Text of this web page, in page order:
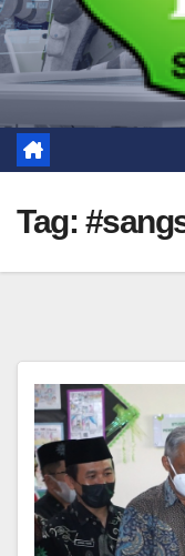
Tag: